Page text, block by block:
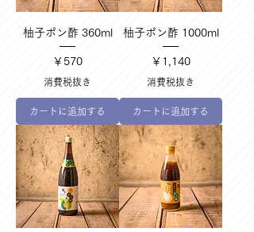
柚子ポン酢 360ml
価格
￥570
消費税抜き
カートに追加する
柚子ポン酢 1000ml
価格
￥1,140
消費税抜き
カートに追加する